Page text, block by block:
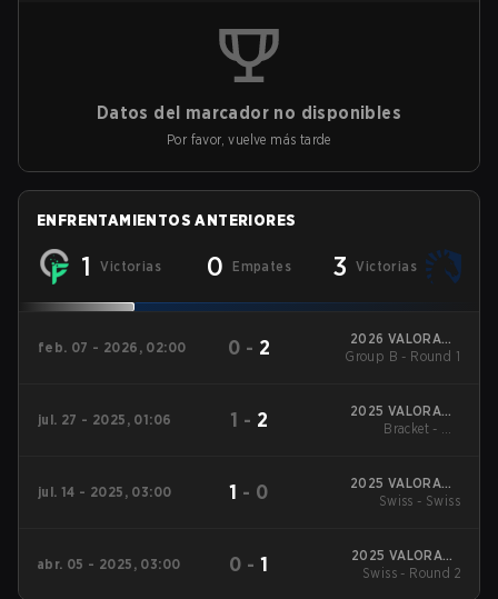
Datos del marcador no disponibles
Por favor, vuelve más tarde
ENFRENTAMIENTOS ANTERIORES
1 Victorias 0 Empates 3 Victorias
feb. 07 - 2026, 02:00 0 - 2
2026 VALORANT
Challengers
Group B - Round 1
jul. 27 - 2025, 01:06 1 - 2
2025 VALORANT
Challengers
Bracket - UB
jul. 14 - 2025, 03:00 1 - 0
2025 VALORANT
Challengers
Swiss - Swiss
abr. 05 - 2025, 03:00 0 -1
2025 VALORANT
Challengers
Swiss - Round 2